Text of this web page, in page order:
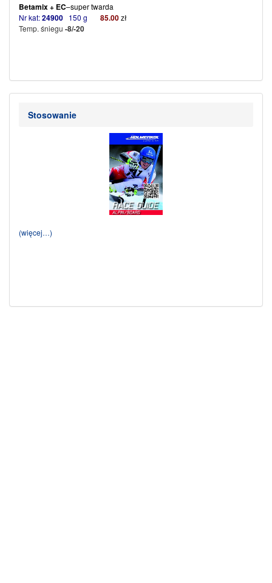
Betamix + EC–super twarda
Nr kat:24900 150 g 85.00zł
Temp. śniegu -8/-20
Stosowanie
(więcej…)